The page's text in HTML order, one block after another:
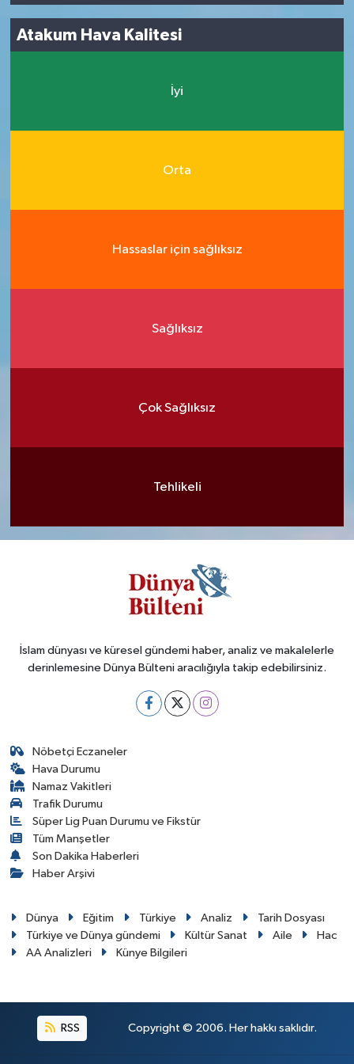
Atakum Hava Kalitesi
İyi
Orta
Hassaslar için sağlıksız
Sağlıksız
Çok Sağlıksız
Tehlikeli
İslam dünyası ve küresel gündemi haber, analiz ve makalelerle
derinlemesine Dünya Bülteni aracılığıyla takip edebilirsiniz.
Nöbetçi Eczaneler
Hava Durumu
Namaz Vakitleri
Trafik Durumu
Süper Lig Puan Durumu ve Fikstür
Tüm Manşetler
Son Dakika Haberleri
Haber Arşivi
Dünya Eğitim Türkiye Analiz
Tarih Dosyası
Türkiye ve Dünya gündemi
Kültür Sanat Aile
Hac
AA Analizleri
Künye Bilgileri
RSS Copyright © 2006. Her hakkı saklıdır.